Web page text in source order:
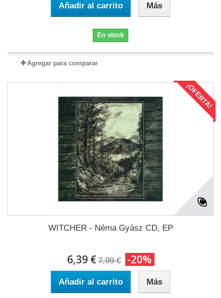
Añadir al carrito Más
En stock
Agregar para comparar
¡OFERTA!
WITCHER - Néma Gyász CD, EP
6,39 € 7,99 € -20%
Añadir al carrito Más